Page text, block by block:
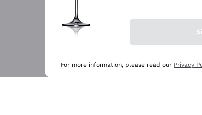
For more information, please read our Privacy